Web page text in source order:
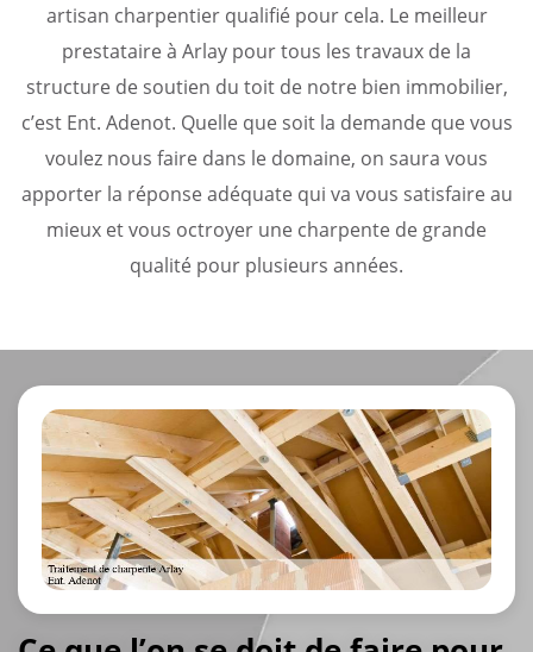
artisan charpentier qualifié pour cela. Le meilleur
prestataire à Arlay pour tous les travaux de la
structure de soutien du toit de notre bien immobilier,
c’est Ent. Adenot. Quelle que soit la demande que vous
voulez nous faire dans le domaine, on saura vous
apporter la réponse adéquate qui va vous satisfaire au
mieux et vous octroyer une charpente de grande
qualité pour plusieurs années.